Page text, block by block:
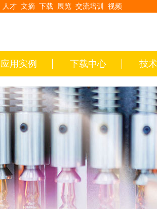
人才 文摘 下载 展览 交流培训 视频
应用实例 下载中心 技